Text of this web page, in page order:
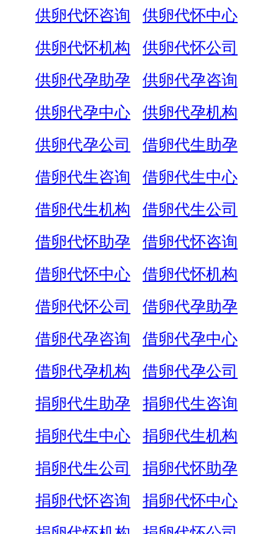
供卵代怀咨询
供卵代怀中心
供卵代怀机构
供卵代怀公司
供卵代孕助孕
供卵代孕咨询
供卵代孕中心
供卵代孕机构
供卵代孕公司
借卵代生助孕
借卵代生咨询
借卵代生中心
借卵代生机构
借卵代生公司
借卵代怀助孕
借卵代怀咨询
借卵代怀中心
借卵代怀机构
借卵代怀公司
借卵代孕助孕
借卵代孕咨询
借卵代孕中心
借卵代孕机构
借卵代孕公司
捐卵代生助孕
捐卵代生咨询
捐卵代生中心
捐卵代生机构
捐卵代生公司
捐卵代怀助孕
捐卵代怀咨询
捐卵代怀中心